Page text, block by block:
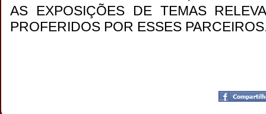
AS EXPOSIÇÕES DE TEMAS
PROFERIDOS POR ESSES
19:02